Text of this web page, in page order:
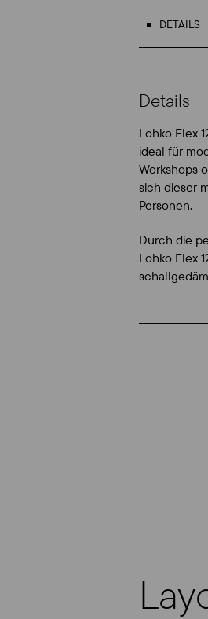
DETAILS
Details
Lohko Flex
ideal für
Workshops
sich dieser
Personen.
Durch die
Lohko Flex